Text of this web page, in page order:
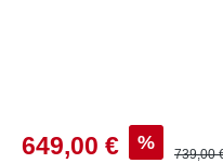
Verkaufspreis:
649,00 € %
739,00